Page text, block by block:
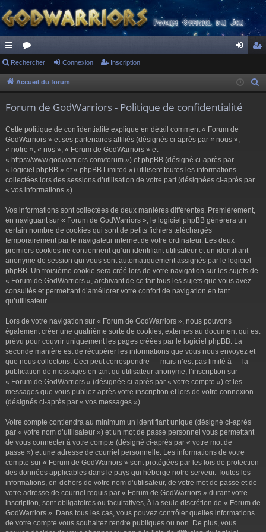
ac
co
s
or
u ne cri
Rechercher Connexion Inscription
Accueil du forum
Forum de GodWarriors - Politique de confidentialité
Cette politique de confidentialité explique en détail comment « Forum de
GodWarriors » et ses partenaires affiliés (désignés ci-après par « nous »,
« notre », « nos », « Forum de GodWarriors » et
« https://www.godwarriors.com/forum ») et phpBB (désigné ci-après par
« logiciel phpBB » et « phpBB Limited ») utilisent toutes les informations
collectées lors des sessions d’utilisation de votre part (désignées ci-après par
« vos informations »).
Vos informations sont collectées de deux manières différentes. Premièrement,
en naviguant sur « Forum de GodWarriors », le logiciel phpBB génèrera un
certain nombre de cookies qui sont de petits fichiers téléchargés
temporairement par le navigateur internet de votre ordinateur. Les deux
premiers cookies ne contiennent qu’un identifiant utilisateur et un identifiant
anonyme de session qui vous sont automatiquement assignés par le logiciel
phpBB. Un troisième cookie sera créé lors de votre navigation sur les sujets de
« Forum de GodWarriors », archivant de ce fait tous les sujets que vous avez
consultés et permettant d’améliorer votre confort de navigation en tant
qu’utilisateur.
Lors de votre navigation sur « Forum de GodWarriors », nous pouvons
également créer une quatrième sorte de cookies, externes au document qui est
prévu pour couvrir uniquement les pages créées par le logiciel phpBB. La
seconde manière est de récupérer les informations que vous nous envoyez et
que nous collectons. Ceci peut correspondre — mais n’est pas limité à — la
publication de messages en tant qu’utilisateur anonyme, l’inscription sur
« Forum de GodWarriors » (désignée ci-après par « votre compte ») et les
messages que vous publiez après votre inscription et lors de votre connexion
(désignés ci-après par « vos messages »).
Votre compte contiendra au minimum un identifiant unique (désigné ci-après
par « votre nom d’utilisateur ») et un mot de passe personnel vous permettant
de vous connecter à votre compte (désigné ci-après par « votre mot de
passe ») et une adresse de courriel personnelle. Les informations de votre
compte sur « Forum de GodWarriors » sont protégées par les lois de protection
des données applicables dans le pays qui héberge notre serveur. Toutes les
informations, en-dehors de votre nom d’utilisateur, de votre mot de passe et de
votre adresse de courriel requis par « Forum de GodWarriors » durant votre
inscription, sont obligatoires ou facultatives, à la seule discrétion de « Forum de
GodWarriors ». Dans tous les cas, vous pouvez contrôler quelles informations
de votre compte vous souhaitez rendre publiques ou non. De plus, vous